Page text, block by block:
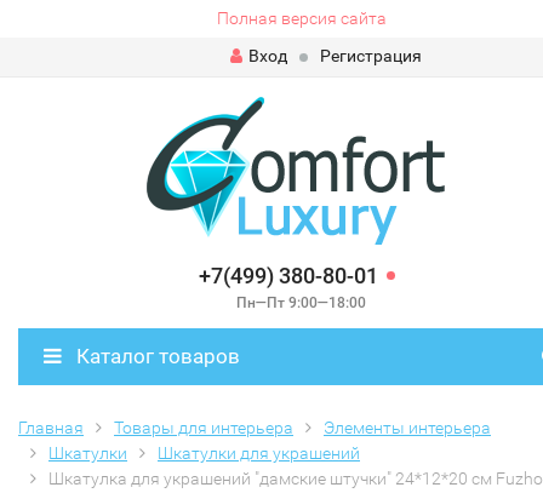
Полная версия сайта
Вход
Регистрация
+7(499) 380-80-01
Пн—Пт 9:00—18:00
Каталог товаров
Главная Товары для интерьера
Элементы интерьера
Шкатулки
Шкатулки для украшений
Шкатулка для украшений "дамские штучки" 24*12*20 см